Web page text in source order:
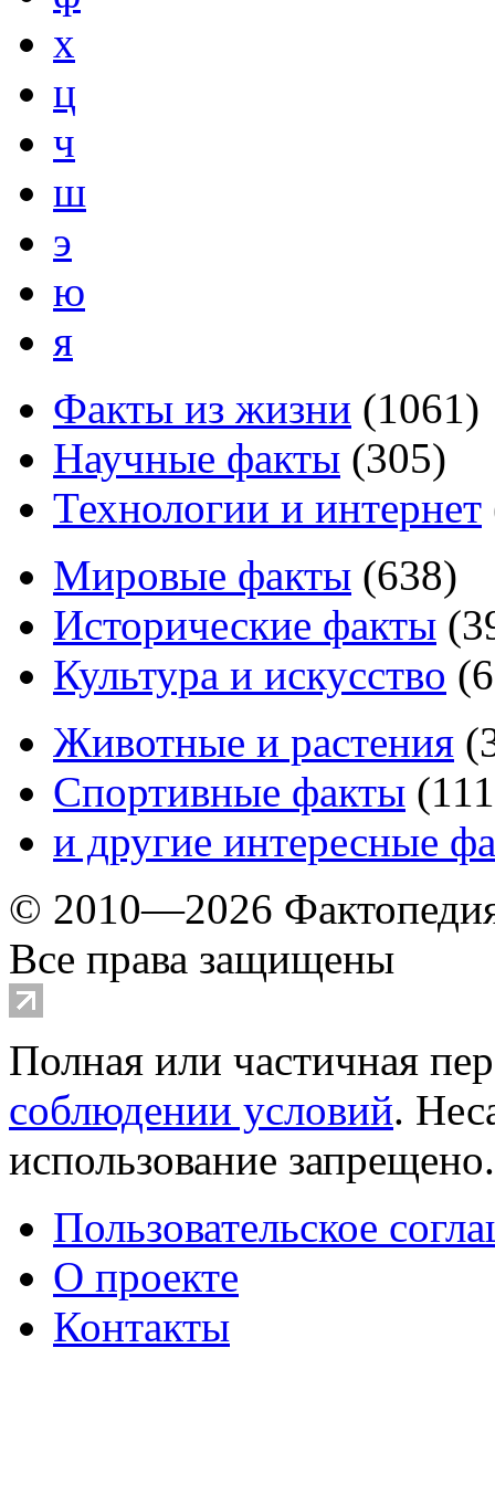
х
ц
ч
ш
э
ю
я
Факты из жизни (1061)
Научные факты (305)
Технологии и интернет
Мировые факты (638)
Исторические факты (
Культура и искусство (
Животные и растения (
Спортивные факты (111
и другие интересные
© 2010—2026
Все права защищены
Полная или частичная
соблюдении условий.
использование
Пользовательское
О проекте
Контакты